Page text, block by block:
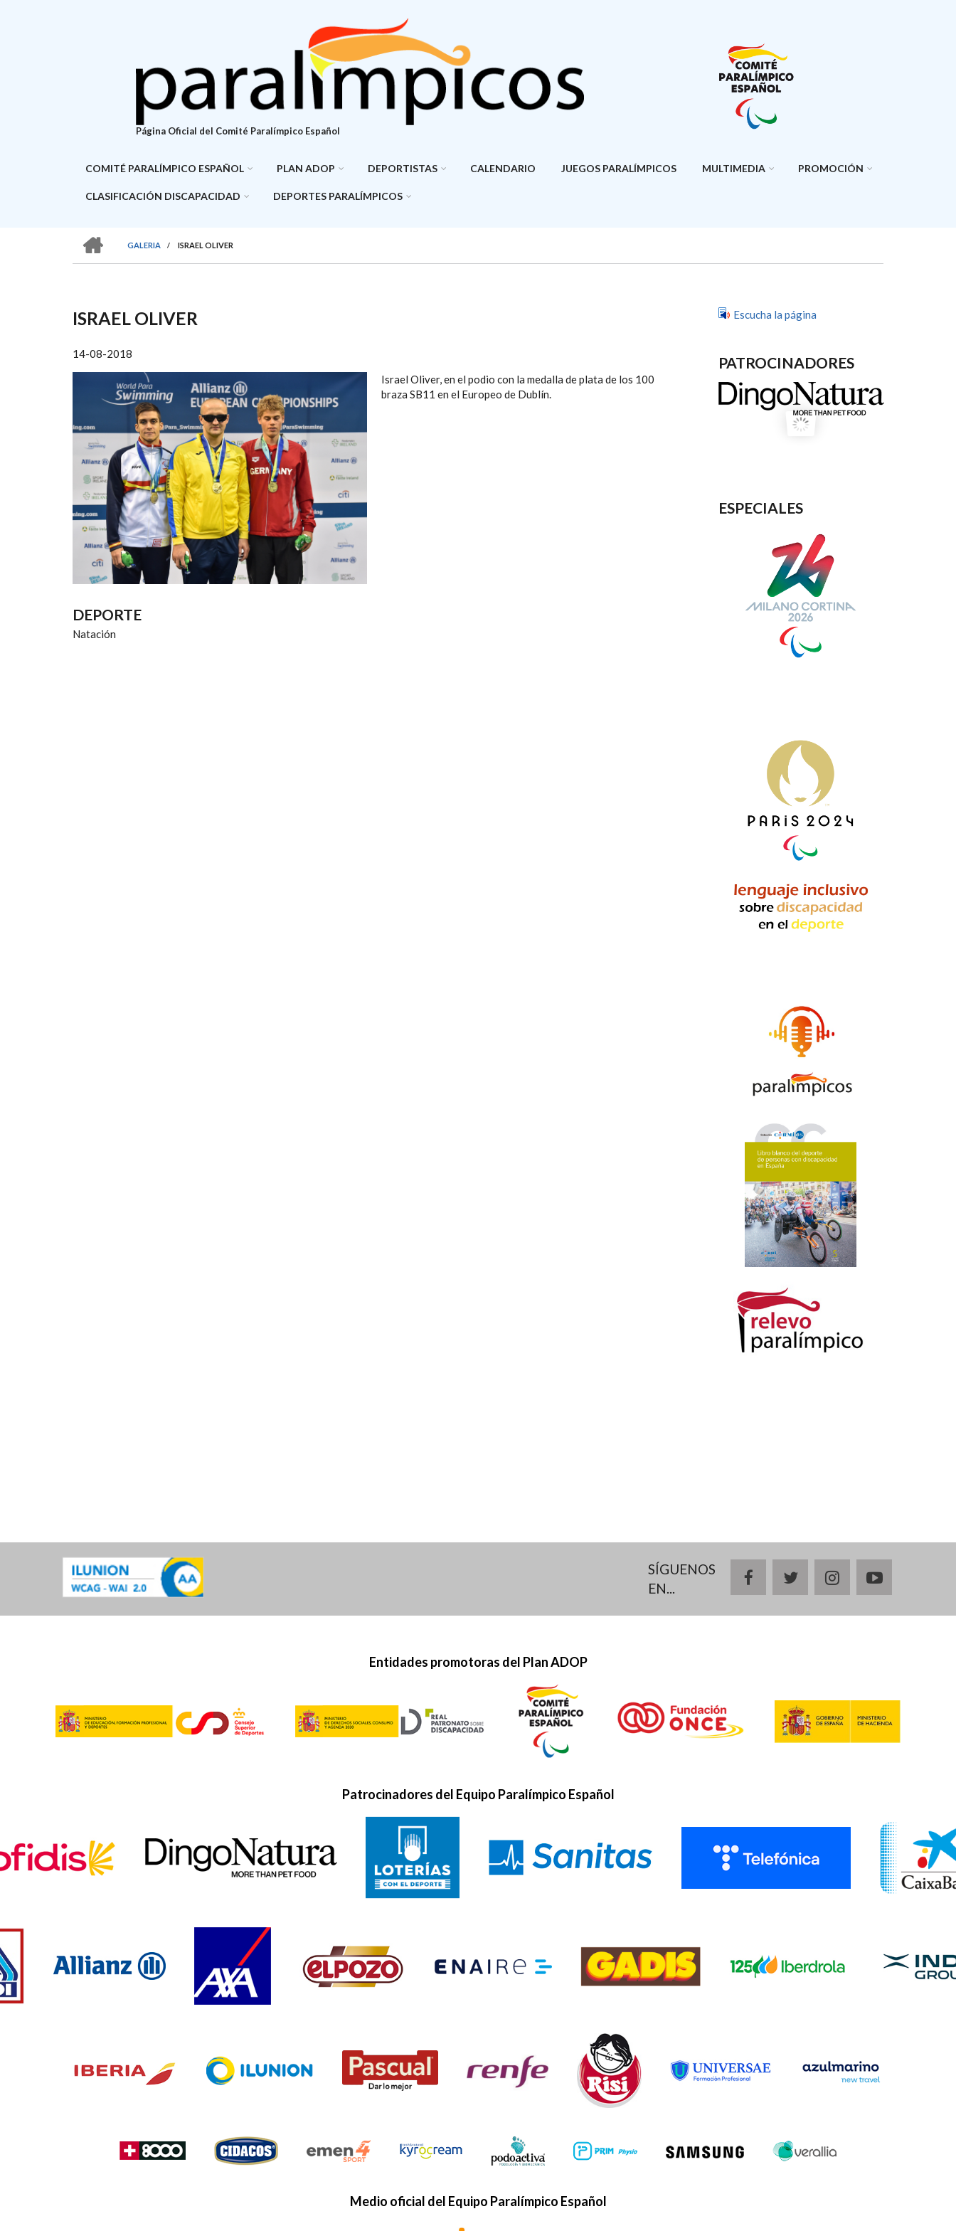
Página Oficial del Comité Paralímpico Español
COMITÉ PARALÍMPICO ESPAÑOL PLAN ADOP DEPORTISTAS CALENDARIO JUEGOS PARALÍMPICOS MULTIMEDIA PROMOCIÓN
CLASIFICACIÓN DISCAPACIDAD DEPORTES PARALÍMPICOS
SOBRESCRIBIR
DE
AYUDA
A
LA
NAVEGACIÓN
GALERIA
/ ISRAEL OLIVER
ISRAEL OLIVER
14-08-2018
Israel Oliver, en el podio con la medalla de plata de los 100
braza SB11 en el Europeo de Dublín.
DEPORTE
Natación
Escucha la página
PATROCINADORES
ESPECIALES
SÍGUENOS
EN...
facebooktwitterinstagramyoutube
Entidades promotoras del Plan ADOP
Patrocinadores del Equipo Paralímpico Español
Medio oficial del Equipo Paralímpico Español